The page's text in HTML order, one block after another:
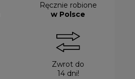
Ręcznie robione
w Polsce
Zwrot do
14 dni!